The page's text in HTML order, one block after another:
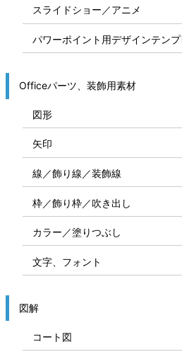
スライドショー／アニメ
パワーポイント用デザインテンプ
Officeパーツ、装飾用素材
図形
矢印
線／飾り線／装飾線
枠／飾り枠／吹き出し
カラー／塗りつぶし
文字、フォント
図解
コート図